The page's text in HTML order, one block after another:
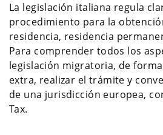
La legislación italiana regula
procedimiento para la
residencia, residencia
Para comprender todos los
legislación migratoria, de
extra, realizar el trámite y
de una jurisdicción europea,
Tax.